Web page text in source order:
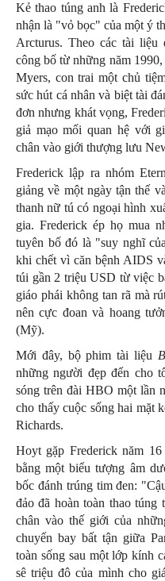
Kẻ thao túng anh là
nhận là "vỏ bọc" của một ý
Arcturus. Theo các tài
công bố từ những năm
Myers, con trai một chủ
sức hút cá nhân và biệt tài
đơn nhưng khát vọng,
giả mạo mối quan hệ với
chân vào giới thượng lưu
Frederick lập ra nhóm
giảng về một ngày tận thế
thanh nữ tú có ngoại hình
gia. Frederick ép họ mua
tuyên bố đó là "suy nghĩ
khi chết vì căn bệnh AIDS
túi gần 2 triệu USD từ việc
giáo phái không tan rã mà
nên cực đoan và hoang
(Mỹ).
Mới đây, bộ phim tài liệu
những người đẹp đến cho
sóng trên đài HBO một lần
cho thấy cuộc sống hai mặt
Richards.
Hoyt gặp Frederick năm
bằng một biểu tượng âm
bốc đánh trúng tim đen:
đảo đã hoàn toàn thao
chân vào thế giới của
chuyến bay bất tận giữa
toàn sống sau một lớp kính
sê triệu đô của mình cho